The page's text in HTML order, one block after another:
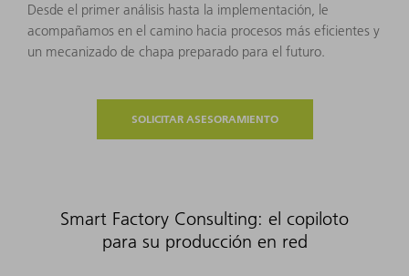
Desde el primer análisis hasta la implementación, le
acompañamos en el camino hacia procesos más eficientes y
un mecanizado de chapa preparado para el futuro.
SOLICITAR ASESORAMIENTO
Smart Factory Consulting: el copiloto
para su producción en red